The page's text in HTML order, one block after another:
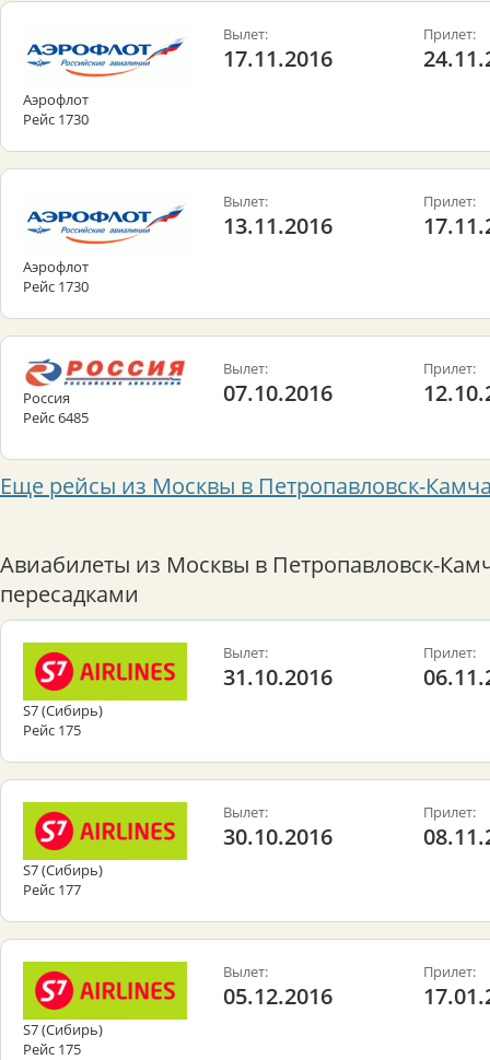
Аэрофлот
Рейс 1730
Вылет:
17.11.2016
Прилет:
Аэрофлот
Рейс 1730
Вылет:
13.11.2016
Прилет:
Россия
Рейс 6485
Вылет:
07.10.2016
Прилет:
Еще рейсы из Москвы в Петропавловск-
Авиабилеты из Москвы в Петропавловск-
пересадками
S7 (Сибирь)
Рейс 175
Вылет:
31.10.2016
Прилет:
S7 (Сибирь)
Рейс 177
Вылет:
30.10.2016
Прилет:
S7 (Сибирь)
Рейс 175
Вылет:
05.12.2016
Прилет: